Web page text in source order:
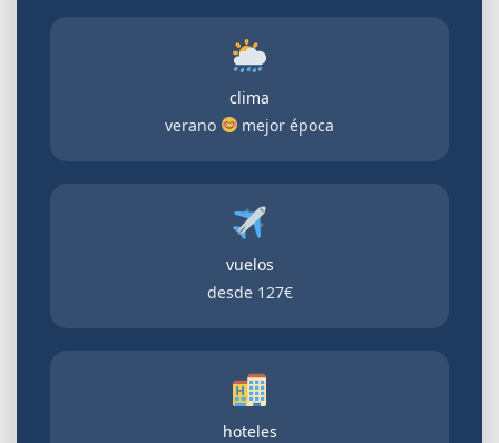
clima
verano
mejor época
vuelos
desde 127€
hoteles